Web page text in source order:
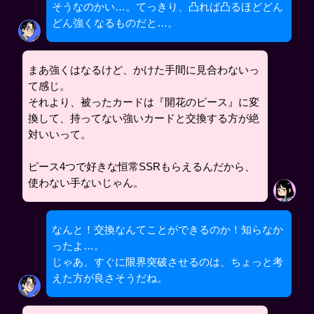
そうなのかい…。てっきり、凸れば凸るほどどん
どん強くなるものだと…。
まあ強くはなるけど、かけた手間に見合わないっ
て感じ。
それより、被ったカードは『開花のピース』に変
換して、持ってない強いカードと交換する方が絶
対いいって。
ピース4つで好きな恒常SSRもらえるんだから、
使わない手ないじゃん。
なんと！交換なんてことができるのか！知らなか
ったよ…。
じゃあ、すぐに限界突破させるのは、ちょっと考
えた方が良さそうだね。